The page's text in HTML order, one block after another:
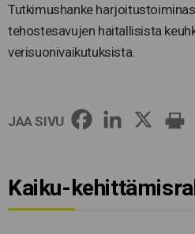
Tutkimushanke
tehostesavujen haitallisista
verisuonivaikutuksista.
JAA SIVU
Kaiku-